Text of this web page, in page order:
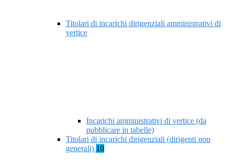
Titolari di incarichi dirigenziali amministrativi di
vertice
Incarichi amministrativi di vertice (da
pubblicare in tabelle)
Titolari di incarichi dirigenziali (dirigenti non
generali) 10